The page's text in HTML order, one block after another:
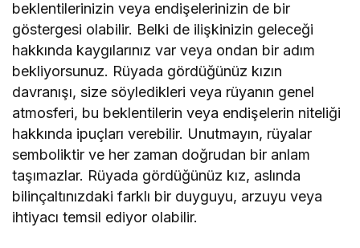
beklentilerinizin veya endişelerinizin de bir
göstergesi olabilir. Belki de ilişkinizin geleceği
hakkında kaygılarınız var veya ondan bir adım
bekliyorsunuz. Rüyada gördüğünüz kızın
davranışı, size söyledikleri veya rüyanın genel
atmosferi, bu beklentilerin veya endişelerin niteliği
hakkında ipuçları verebilir. Unutmayın, rüyalar
semboliktir ve her zaman doğrudan bir anlam
taşımazlar. Rüyada gördüğünüz kız, aslında
bilinçaltınızdaki farklı bir duyguyu, arzuyu veya
ihtiyacı temsil ediyor olabilir.